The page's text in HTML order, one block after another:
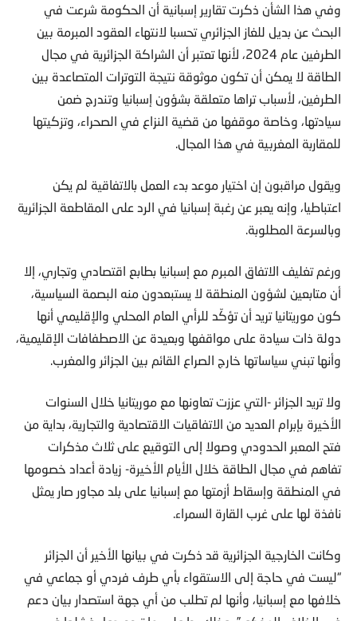
وفي هذا الشأن ذكرت تقارير إسبانية أن الحكومة شرعت في
البحث عن بديل للغاز الجزائري تحسبا لانتهاء العقود المبرمة بين
الطرفين عام 2024، لأنها تعتبر أن الشراكة الجزائرية في مجال
الطاقة لا يمكن أن تكون موثوقة نتيجة التوترات المتصاعدة بين
الطرفين، لأسباب تراها متعلقة بشؤون إسبانيا وتندرج ضمن
سيادتها، وخاصة موقفها من قضية النزاع في الصحراء، وتزكيتها
للمقاربة المغربية في هذا المجال.
ويقول مراقبون إن اختيار موعد بدء العمل بالاتفاقية لم يكن
اعتباطيا، وإنه يعبر عن رغبة إسبانيا في الرد على المقاطعة الجزائرية
وبالسرعة المطلوبة.
ورغم تغليف الاتفاق المبرم مع إسبانيا بطابع اقتصادي وتجاري، إلا
أن متابعين لشؤون المنطقة لا يستبعدون منه البصمة السياسية،
كون موريتانيا تريد أن تؤكّد للرأي العام المحلي والإقليمي أنها
دولة ذات سيادة على مواقفها وبعيدة عن الاصطفافات الإقليمية،
وأنها تبني سياساتها خارج الصراع القائم بين الجزائر والمغرب.
ولا تريد الجزائر -التي عززت تعاونها مع موريتانيا خلال السنوات
الأخيرة بإبرام العديد من الاتفاقيات الاقتصادية والتجارية، بداية من
فتح المعبر الحدودي وصولا إلى التوقيع على ثلاث مذكرات
تفاهم في مجال الطاقة خلال الأيام الأخيرة- زيادة أعداد خصومها
في المنطقة وإسقاط أزمتها مع إسبانيا على بلد مجاور صار يمثل
نافذة لها على غرب القارة السمراء.
وكانت الخارجية الجزائرية قد ذكرت في بيانها الأخير أن الجزائر
“ليست في حاجة إلى الاستقواء بأي طرف فردي أو جماعي في
خلافها مع إسبانيا، وأنها لم تطلب من أي جهة استصدار بيان دعم